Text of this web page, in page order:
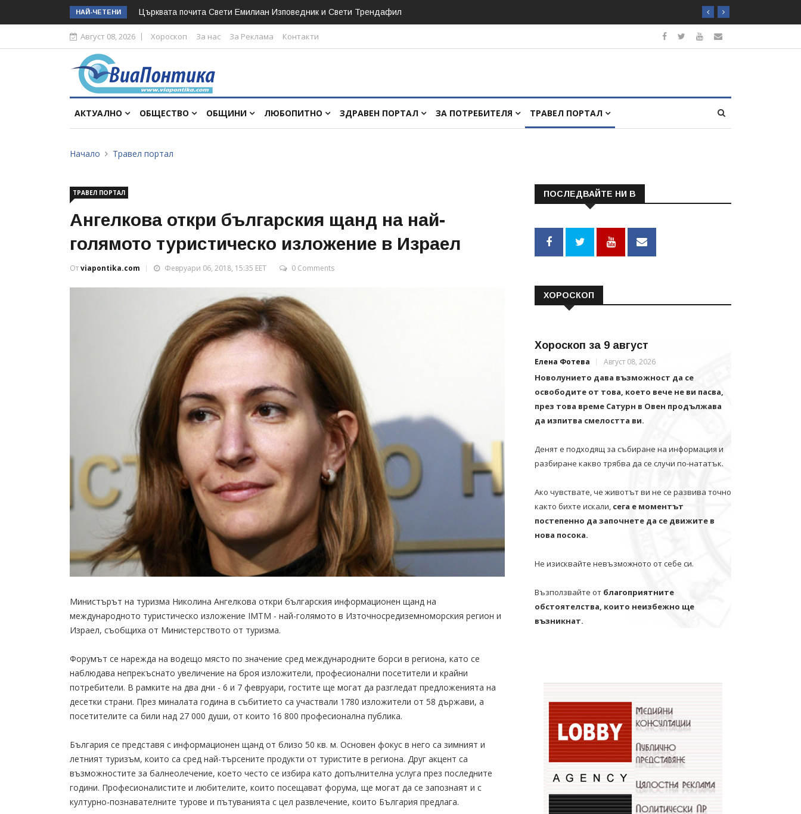
НАЙ-ЧЕТЕНИ Църквата почита Свeти Емилиан Изповедник и Свети Трендафил
Август 08, 2026 Хороскоп За нас За Реклама Контакти
АКТУАЛНО ОБЩЕСТВО ОБЩИНИ ЛЮБОПИТНО ЗДРАВЕН ПОРТАЛ ЗА ПОТРЕБИТЕЛЯ ТРАВЕЛ ПОРТАЛ
Начало Травел портал
ТРАВЕЛ ПОРТАЛ
Ангелкова откри българския щанд на най-
голямото туристическо изложение в Израел
Отviapontika.com Февруари 06, 2018, 15:35 EET 0 Comments
Министърът на туризма Николина Ангелкова откри българския информационен щанд на
международното туристическо изложение IMTM - най-голямото в Източносредиземноморския регион и
Израел, съобщиха от Министерството от туризма.
Форумът се нарежда на водещо място по значение сред международните борси в региона, като се
наблюдава непрекъснато увеличение на броя изложители, професионални посетители и крайни
потребители. В рамките на два дни - 6 и 7 февруари, гостите ще могат да разгледат предложенията на
десетки страни. През миналата година в събитието са участвали 1780 изложители от 58 държави, а
посетителите са били над 27 000 души, от които 16 800 професионална публика.
България се представя с информационен щанд от близо 50 кв. м. Основен фокус в него са зимният и
летният туризъм, които са сред най-търсените продукти от туристите в региона. Друг акцент са
възможностите за балнеолечение, което често се избира като допълнителна услуга през последните
години. Професионалистите и любителите, които посещават форума, ще могат да се запознаят и с
културно-познавателните турове и пътуванията с цел развлечение, които България предлага.
ПОСЛЕДВАЙТЕ НИ В
ХОРОСКОП
Хороскоп за 9 август
Елена Фотева Август 08, 2026
Новолунието дава възможност да се
освободите от това, което вече не ви пасва,
през това време Сатурн в Овен продължава
да изпитва смелостта ви.
Денят е подходящ за събиране на информация и
разбиране какво трябва да се случи по-нататък.
Ако чувствате, че животът ви не се развива точно
както бихте искали, сега е моментът
постепенно да започнете да се движите в
нова посока.
Не изисквайте невъзможното от себе си.
Възползвайте от благоприятните
обстоятелства, които неизбежно ще
възникнат.